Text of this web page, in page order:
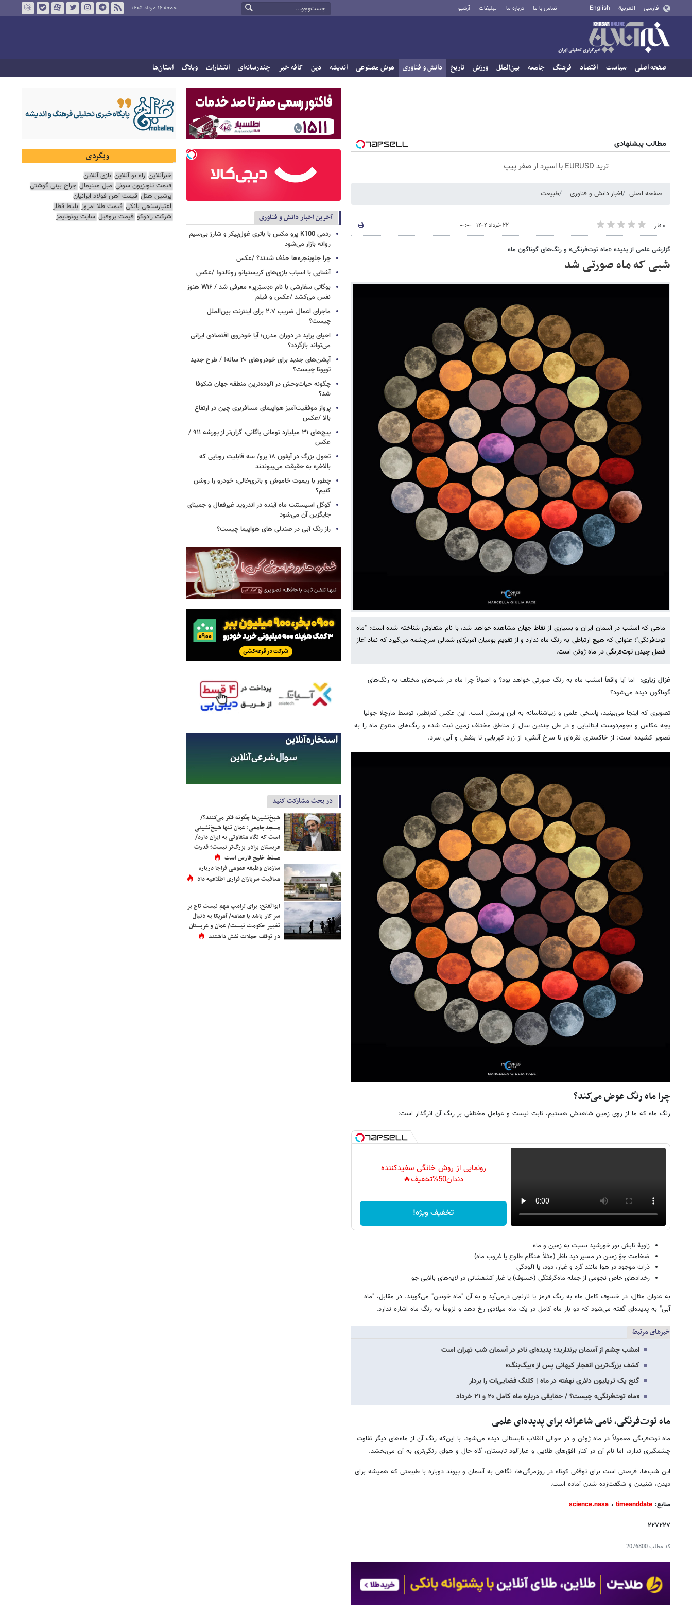
فارسی العربية English تماس با ما درباره ما تبلیغات آرشیو جمعه ۱۶ مرداد ۱۴۰۵
صفحه اصلی سیاست اقتصاد فرهنگ جامعه بین‌الملل ورزش تاریخ دانش و فناوری هوش مصنوعی اندیشه دین کافه خبر چندرسانه‌ای انتشارات وبلاگ استان‌ها
مطالب پیشنهادی
ترید EURUSD با اسپرد از صفر پیپ
صفحه اصلی اخبار دانش و فناوری طبیعت
۰ نفر ۲۲ خرداد ۱۴۰۴ - ۰۰:۰۰
گزارشی علمی از پدیده «ماه توت‌فرنگی» و رنگ‌های گوناگون ماه
شبی که ماه صورتی شد
ماهی که امشب در آسمان ایران و بسیاری از نقاط جهان مشاهده خواهد شد، با نام متفاوتی شناخته شده است: "ماه
توت‌فرنگی"؛ عنوانی که هیچ ارتباطی به رنگ ماه ندارد و از تقویم بومیان آمریکای شمالی سرچشمه می‌گیرد که نماد آغاز
فصل چیدن توت‌فرنگی در ماه ژوئن است.
غزال زیاری: اما آیا واقعاً امشب ماه به رنگ صورتی خواهد بود؟ و اصولاً چرا ماه در شب‌های مختلف به رنگ‌های
گوناگون دیده می‌شود؟
تصویری که اینجا می‌بینید، پاسخی علمی و زیباشناسانه به این پرسش است. این عکس کم‌نظیر، توسط مارچلا جولیا
پچه عکاس و نجوم‌دوست ایتالیایی و در طی چندین سال از مناطق مختلف زمین ثبت شده و رنگ‌های متنوع ماه را به
تصویر کشیده است: از خاکستری نقره‌ای تا سرخ آتشی، از زرد کهربایی تا بنفش و آبی سرد.
چرا ماه رنگ عوض می‌کند؟
رنگ ماه که ما از روی زمین شاهدش هستیم، ثابت نیست و عوامل مختلفی بر رنگ آن اثرگذار است:
رونمایی از روش خانگی سفیدکننده
دندان50%تخفیف🔥
تخفیف ویژه!
زاویهٔ تابش نور خورشید نسبت به زمین و ماه
ضخامت جوّ زمین در مسیر دید ناظر (مثلاً هنگام طلوع یا غروب ماه)
ذرات موجود در هوا مانند گرد و غبار، دود، یا آلودگی
رخدادهای خاص نجومی از جمله ماه‌گرفتگی (خسوف) یا غبار آتشفشانی در لایه‌های بالایی جو
به عنوان مثال، در خسوف کامل ماه به رنگ قرمز یا نارنجی درمی‌آید و به آن "ماه خونین" می‌گویند. در مقابل، "ماه
آبی" به پدیده‌ای گفته می‌شود که دو بار ماه کامل در یک ماه میلادی رخ دهد و لزوماً به رنگ ماه اشاره ندارد.
خبرهای مرتبط
امشب چشم از آسمان برندارید؛ پدیده‌ای نادر در آسمان شب تهران است
کشف بزرگ‌ترین انفجار کیهانی پس از «بیگ‌بنگ»
گنج یک تریلیون دلاری نهفته در ماه | کلنگ فضایی‌ات را بردار
«ماه توت‌فرنگی» چیست؟ / حقایقی درباره ماه کامل ۲۰ و ۲۱ خرداد
ماه توت‌فرنگی، نامی شاعرانه برای پدیده‌ای علمی
ماه توت‌فرنگی معمولاً در ماه ژوئن و در حوالی انقلاب تابستانی دیده می‌شود. با این‌که رنگ آن از ماه‌های دیگر تفاوت
چشمگیری ندارد، اما نام آن در کنار افق‌های طلایی و غبارآلود تابستان، گاه حال و هوای رنگی‌تری به آن می‌بخشد.
این شب‌ها، فرصتی است برای توقفی کوتاه در روزمرگی‌ها، نگاهی به آسمان و پیوند دوباره با طبیعتی که همیشه برای
دیدن، شنیدن و شگفت‌زده شدن آماده است.
منابع:
science.nasa ، timeanddate
۲۲۷۲۲۷
کد مطلب2076800
آخرین اخبار دانش و فناوری
ردمی K100 پرو مکس با باتری غول‌پیکر و شارژ بی‌سیم
روانه بازار می‌شود
چرا جلوپنجره‌ها حذف شدند؟ /عکس
آشنایی با اسباب‌ بازی‌های کریستیانو رونالدو! /عکس
بوگاتی سفارشی با نام «دِستِریِر» معرفی شد / W۱۶ هنوز
نفس می‌کشد /عکس و فیلم
ماجرای اعمال ضریب ۲.۷ برای اینترنت بین‌الملل
چیست؟
احیای پراید در دوران مدرن؛ آیا خودروی اقتصادی ایرانی
می‌تواند بازگردد؟
آپشن‌های جدید برای خودروهای ۲۰ ساله! / طرح جدید
تویوتا چیست؟
چگونه حیات‌وحش در آلوده‌ترین منطقه جهان شکوفا
شد؟
پرواز موفقیت‌آمیز هواپیمای مسافربری چین در ارتفاع
بالا /عکس
پیچ‌های ۳۱ میلیارد تومانی پاگانی، گران‌تر از پورشه ۹۱۱ /
عکس
تحول بزرگ در آیفون ۱۸ پرو/ سه قابلیت رویایی که
بالاخره به حقیقت می‌پیوندند
چطور با ریموت خاموش و باتری‌خالی، خودرو را روشن
کنیم؟
گوگل اسیستنت ماه آینده در اندروید غیرفعال و جمینای
جایگزین آن می‌شود
راز رنگ آبی در صندلی های هواپیما چیست؟
در بحث مشارکت کنید
شیخ‌نشین‌ها چگونه فکر می‌کنند؟/
مسجدجامعی: عمان تنها شیخ‌نشینی
است که نگاه متفاوتی به ایران دارد/
عربستان برادر بزرگ‌تر نیست؛ قدرت
مسلط خلیج فارس است
سازمان وظیفه عمومی فراجا درباره
معافیت سربازان فراری اطلاعیه داد
ابوالفتح: برای ترامپ مهم نیست تاج بر
سر کار باشد یا عمامه/ آمریکا به دنبال
تغییر حکومت نیست/ عمان و عربستان
در توقف حملات نقش داشتند
وبگردی
خبرآنلاین راه نو آنلاین بازی آنلاین
قیمت تلویزیون سونی مبل مینیمال جراح بینی گوشتی
پرشین هتل قیمت آهن فولاد ایرانیان
اعتبارسنجی بانکی قیمت طلا امروز بلیط قطار
شرکت رادوکو قیمت پروفیل سایت یوتوتایمز